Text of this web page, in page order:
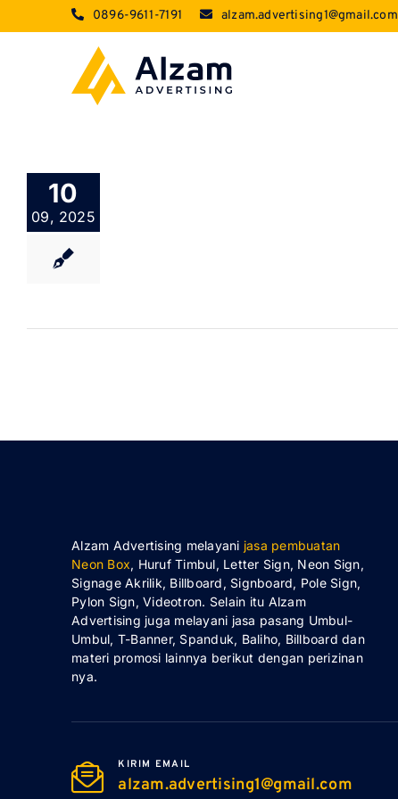
to
0896-9611-7191 alzam.advertising1@gmail.com
10
09, 2025
Alzam Advertising melayani jasa pembuatan
Neon Box, Huruf Timbul, Letter Sign, Neon Sign,
Signage Akrilik, Billboard, Signboard, Pole Sign,
Pylon Sign, Videotron. Selain itu Alzam
Advertising juga melayani jasa pasang Umbul-
Umbul, T-Banner, Spanduk, Baliho, Billboard dan
materi promosi lainnya berikut dengan perizinan
nya.
KIRIM EMAIL
alzam.advertising1@gmail.com